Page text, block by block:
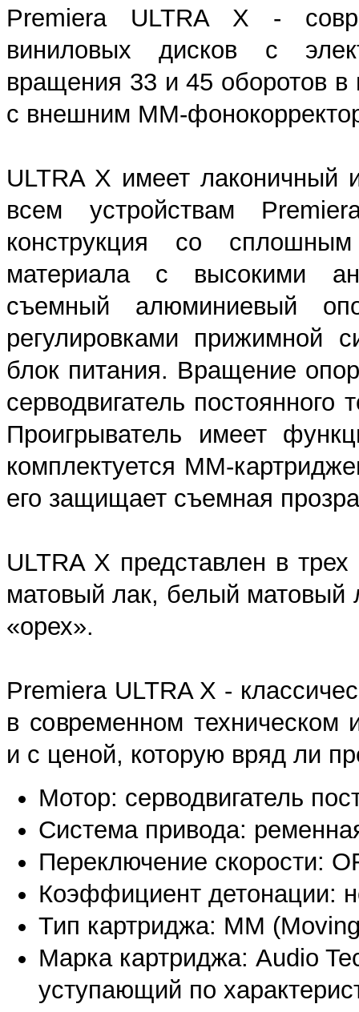
Premiera ULTRA X -
виниловых дисков с
вращения 33 и 45 оборотов
с внешним MM-
ULTRA X имеет лаконичный
всем устройствам
конструкция со
материала с высокими
съемный алюминиевый
регулировками прижимной
блок питания. Вращение
серводвигатель
Проигрыватель имеет
комплектуется ММ-
его защищает съемная
ULTRA X представлен в
матовый лак, белый матовый
«орех».
Premiera ULTRA X -
в современном техническом
и с ценой, которую вряд ли
Мотор: серводвигатель
Система привода:
Переключение скорости:
Коэффициент детонации:
Тип картриджа: MM
Марка картриджа: Audio
уступающий по